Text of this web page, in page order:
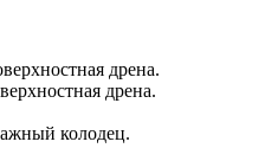
дрена.
дрена.
колодец.